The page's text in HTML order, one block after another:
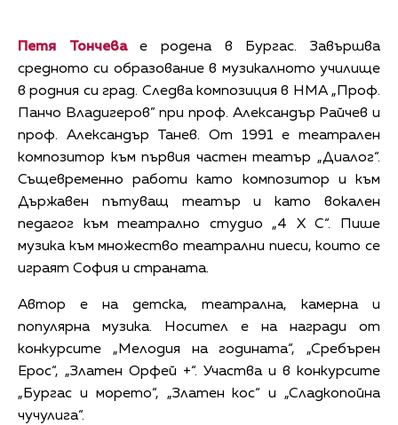
Петя Тончевае родена в Бургас. Завършва
средното си образование в музикалното училище
в родния си град. Следва композиция в НМА „Проф.
Панчо Владигеров” при проф. Александър Райчев и
проф. Александър Танев. От 1991 е театрален
композитор към първия частен театър „Диалог“.
Същевременно работи като композитор и към
Държавен пътуващ театър и като вокален
педагог към театрално студио „4 X С“. Пише
музика към множество театрални пиеси, които се
играят София и страната.
Автор е на детска, театрална, камерна и
популярна музика. Носител е на награди от
конкурсите „Мелодия на годината“, „Сребърен
Ерос“, „Златен Орфей +“. Участва и в конкурсите
„Бургас и морето“, „Златен кос“ и „Сладкопойна
чучулига“.